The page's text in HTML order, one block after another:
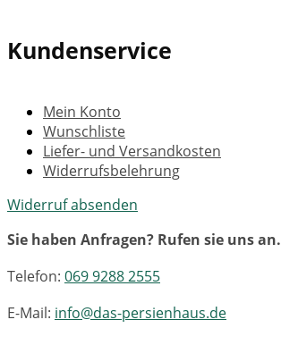
Kundenservice
Mein Konto
Wunschliste
Liefer- und Versandkosten
Widerrufsbelehrung
Widerruf absenden
Sie haben Anfragen? Rufen sie uns an.
Telefon: 069 9288 2555
E-Mail: info@das-persienhaus.de